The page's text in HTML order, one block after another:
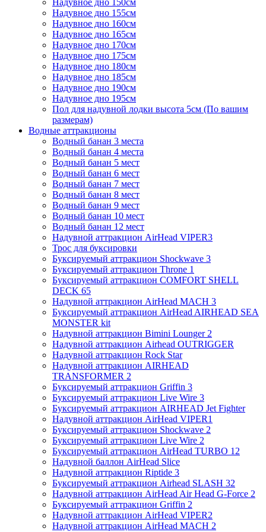
Надувное дно 150см
Надувное дно 155см
Надувное дно 160см
Надувное дно 165см
Надувное дно 170см
Надувное дно 175см
Надувное дно 180см
Надувное дно 185см
Надувное дно 190см
Надувное дно 195см
Пол для надувной лодки высота 5см (По вашим
размерам)
Водные аттракционы
Водный банан 3 места
Водный банан 4 места
Водный банан 5 мест
Водный банан 6 мест
Водный банан 7 мест
Водный банан 8 мест
Водный банан 9 мест
Водный банан 10 мест
Водный банан 12 мест
Надувной аттракцион AirHead VIPER3
Трос для буксировки
Буксируемый аттракцион Shockwave 3
Буксируемый аттракцион Throne 1
Буксируемый аттракцион COMFORT SHELL
DECK 65
Надувной аттракцион AirHead MACH 3
Буксируемый аттракцион AirHead AIRHEAD SEA
MONSTER kit
Надувной аттракцион Bimini Lounger 2
Надувной аттракцион Airhead OUTRIGGER
Надувной аттракцион Rock Star
Надувной аттракцион AIRHEAD
TRANSFORMER 2
Буксируемый аттракцион Griffin 3
Буксируемый аттракцион Live Wire 3
Буксируемый аттракцион AIRHEAD Jet Fighter
Надувной аттракцион AirHead VIPER1
Буксируемый аттракцион Shockwave 2
Буксируемый аттракцион Live Wire 2
Буксируемый аттракцион AirHead TURBO 12
Надувной баллон AirHead Slice
Надувной аттракцион Riptide 3
Буксируемый аттракцион Airhead SLASH 32
Надувной аттракцион AirHead Air Head G-Force 2
Буксируемый аттракцион Griffin 2
Надувной аттракцион AirHead VIPER2
Надувной аттракцион AirHead MACH 2